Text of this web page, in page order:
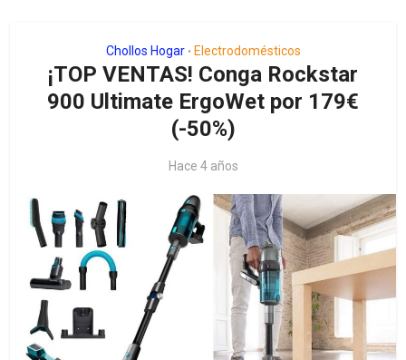
Chollos Hogar • Electrodomésticos
¡TOP VENTAS! Conga Rockstar
900 Ultimate ErgoWet por 179€
(-50%)
Hace 4 años